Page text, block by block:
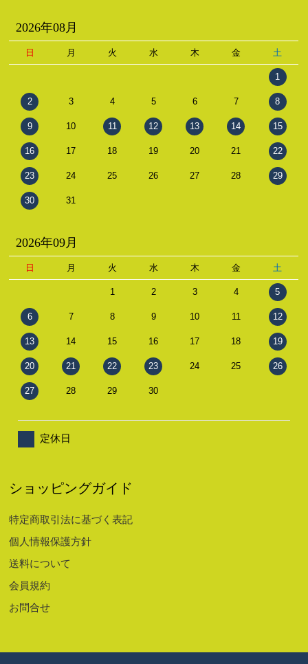
2026年08月
日 月 火 水 木 金 土
1
2 3 4 5 6 7 8
9 10 11 12 13 14 15
16 17 18 19 20 21 22
23 24 25 26 27 28 29
30 31
2026年09月
日 月 火 水 木 金 土
1 2 3 4 5
6 7 8 9 10 11 12
13 14 15 16 17 18 19
20 21 22 23 24 25 26
27 28 29 30
定休日
ショッピングガイド
特定商取引法に基づく表記
個人情報保護方針
送料について
会員規約
お問合せ